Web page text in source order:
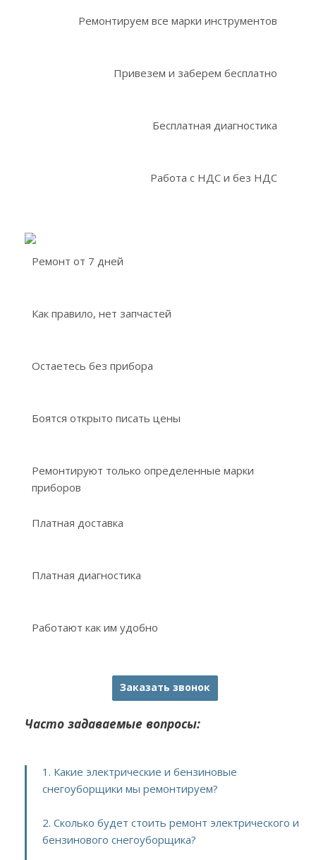
Ремонтируем все марки инструментов
Привезем и заберем бесплатно
Бесплатная диагностика
Работа с НДС и без НДС
Ремонт от 7 дней
Как правило, нет запчастей
Остаетесь без прибора
Боятся открыто писать цены
Ремонтируют только определенные марки
приборов
Платная доставка
Платная диагностика
Работают как им удобно
Заказать звонок
Часто задаваемые вопросы:
1. Какие электрические и бензиновые
снегоуборщики мы ремонтируем?
2. Сколько будет стоить ремонт электрического и
бензинового снегоуборщика?